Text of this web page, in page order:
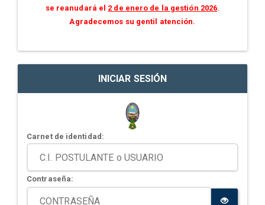
se reanudará el 2 de enero de la gestión 2026.
Agradecemos su gentil atención.
INICIAR SESIÓN
Carnet de identidad:
Contraseña: